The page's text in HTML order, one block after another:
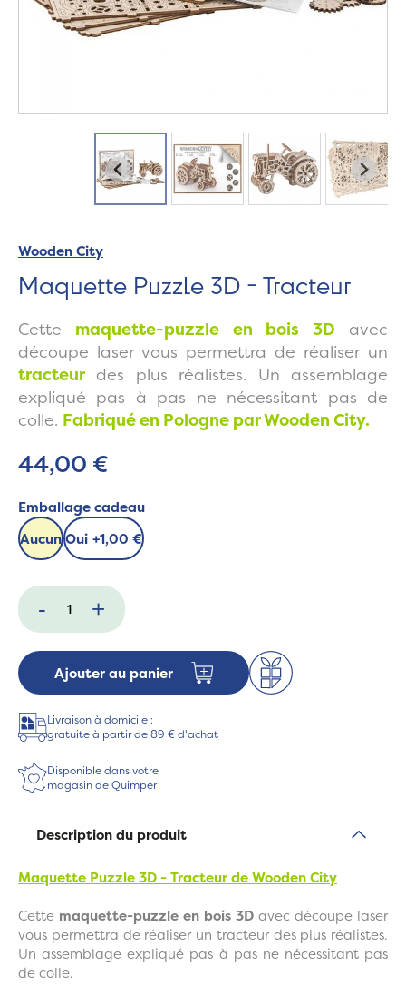
Wooden City
Maquette Puzzle 3D - Tracteur
Cette maquette-puzzle en bois 3D avec
découpe laser vous permettra de réaliser un
tracteur des plus réalistes. Un assemblage
expliqué pas à pas ne nécessitant pas de
colle. Fabriqué en Pologne par Wooden City.
44,00 €
Emballage cadeau
AucunOui +1,00 €
- +
Ajouter au panier
Livraison à domicile :
gratuite à partir de 89 € d'achat
Disponible dans votre
magasin de Quimper
Description du produit
Maquette Puzzle 3D - Tracteur de Wooden City
Cette maquette-puzzle en bois 3D avec découpe laser
vous permettra de réaliser un tracteur des plus réalistes.
Un assemblage expliqué pas à pas ne nécessitant pas
de colle.